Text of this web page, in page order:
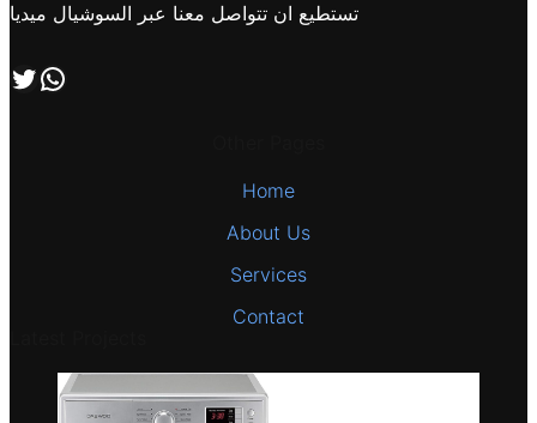
تستطيع ان تتواصل معنا عبر السوشيال ميديا
تابعنا علي صفحة التويتر اتصل بنا علي طريق الوتساب
Home
About Us
Services
Contact